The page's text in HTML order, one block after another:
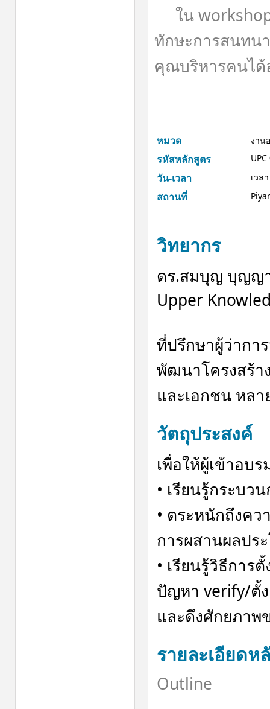
ใน
ทักษะการสนทน
คุณบริหารคนได้
หมวด งาน
รหัสหลักสูตร
วัน-เวลา เวล
สถานที่
วิทยากร
ดร.สมบุญ บุญญ
Upper
ที่ปรึกษาผู้ว่ากา
พัฒนาโครงสร้า
และเอกชน หลา
วัตถุประสงค์
เพื่อให้ผู้เข้าอบร
• เรียนรู้กระบว
• ตระหนักถึงค
การผสานผลปร
• เรียนรู้วิธีการ
ปัญหา verify/ตั้
และดึงศักยภาพ
รายละเอียดห
Outline